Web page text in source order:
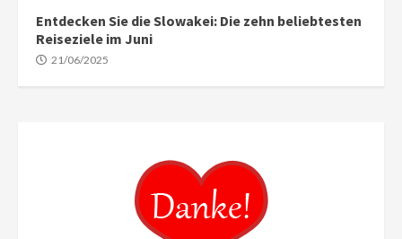
Entdecken Sie die Slowakei: Die zehn beliebtesten
Reiseziele im Juni
21/06/2025